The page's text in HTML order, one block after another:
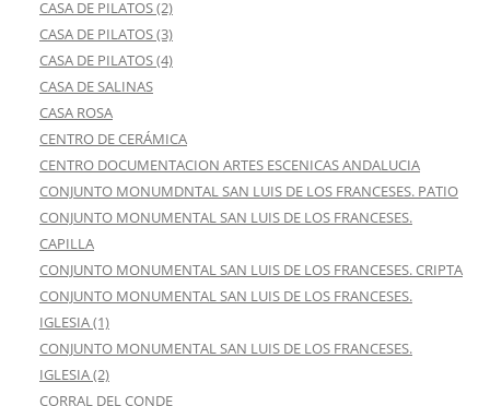
CASA DE PILATOS (2)
CASA DE PILATOS (3)
CASA DE PILATOS (4)
CASA DE SALINAS
CASA ROSA
CENTRO DE CERÁMICA
CENTRO DOCUMENTACION ARTES ESCENICAS ANDALUCIA
CONJUNTO MONUMDNTAL SAN LUIS DE LOS FRANCESES. PATIO
CONJUNTO MONUMENTAL SAN LUIS DE LOS FRANCESES.
CAPILLA
CONJUNTO MONUMENTAL SAN LUIS DE LOS FRANCESES. CRIPTA
CONJUNTO MONUMENTAL SAN LUIS DE LOS FRANCESES.
IGLESIA (1)
CONJUNTO MONUMENTAL SAN LUIS DE LOS FRANCESES.
IGLESIA (2)
CORRAL DEL CONDE